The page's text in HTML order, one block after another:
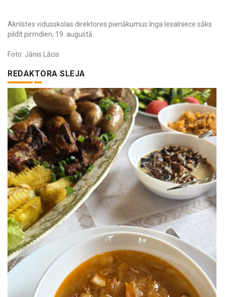
Aknīstes vidusskolas direktores pienākumus Inga Iesalniece sāks
pildīt pirmdien, 19. augustā.
Foto: Jānis Lācis
REDAKTORA SLEJA